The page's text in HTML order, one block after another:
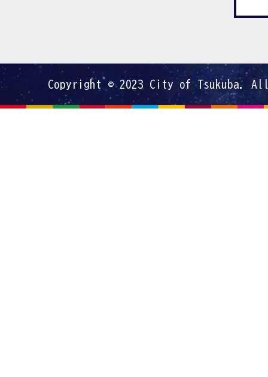
Copyright © 2023 City of Tsukuba.